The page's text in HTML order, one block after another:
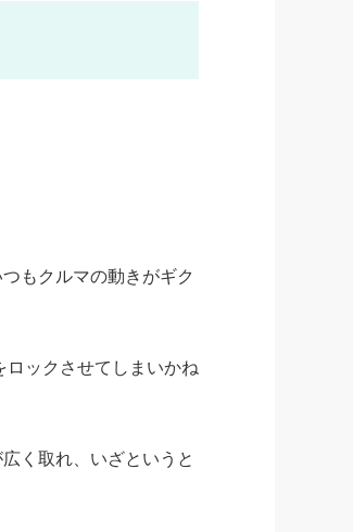
もクルマの動きがギク
ックさせてしまいかね
く取れ、いざというと